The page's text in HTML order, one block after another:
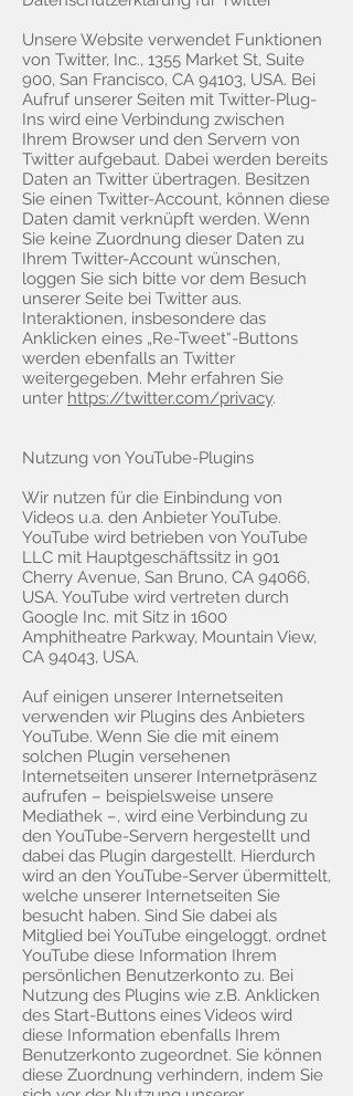
Unsere Website verwendet Funktionen
von Twitter, Inc., 1355 Market St, Suite
900, San Francisco, CA 94103, USA. Bei
Aufruf unserer Seiten mit Twitter-Plug-
Ins wird eine Verbindung zwischen
Ihrem Browser und den Servern von
Twitter aufgebaut. Dabei werden bereits
Daten an Twitter übertragen. Besitzen
Sie einen Twitter-Account, können diese
Daten damit verknüpft werden. Wenn
Sie keine Zuordnung dieser Daten zu
Ihrem Twitter-Account wünschen,
loggen Sie sich bitte vor dem Besuch
unserer Seite bei Twitter aus.
Interaktionen, insbesondere das
Anklicken eines „Re-Tweet“-Buttons
werden ebenfalls an Twitter
weitergegeben. Mehr erfahren Sie
unter https://twitter.com/privacy.
Nutzung von YouTube-Plugins
Wir nutzen für die Einbindung von
Videos u.a. den Anbieter YouTube.
YouTube wird betrieben von YouTube
LLC mit Hauptgeschäftssitz in 901
Cherry Avenue, San Bruno, CA 94066,
USA. YouTube wird vertreten durch
Google Inc. mit Sitz in 1600
Amphitheatre Parkway, Mountain View,
CA 94043, USA.
Auf einigen unserer Internetseiten
verwenden wir Plugins des Anbieters
YouTube. Wenn Sie die mit einem
solchen Plugin versehenen
Internetseiten unserer Internetpräsenz
aufrufen – beispielsweise unsere
Mediathek –, wird eine Verbindung zu
den YouTube-Servern hergestellt und
dabei das Plugin dargestellt. Hierdurch
wird an den YouTube-Server übermittelt,
welche unserer Internetseiten Sie
besucht haben. Sind Sie dabei als
Mitglied bei YouTube eingeloggt, ordnet
YouTube diese Information Ihrem
persönlichen Benutzerkonto zu. Bei
Nutzung des Plugins wie z.B. Anklicken
des Start-Buttons eines Videos wird
diese Information ebenfalls Ihrem
Benutzerkonto zugeordnet. Sie können
diese Zuordnung verhindern, indem Sie